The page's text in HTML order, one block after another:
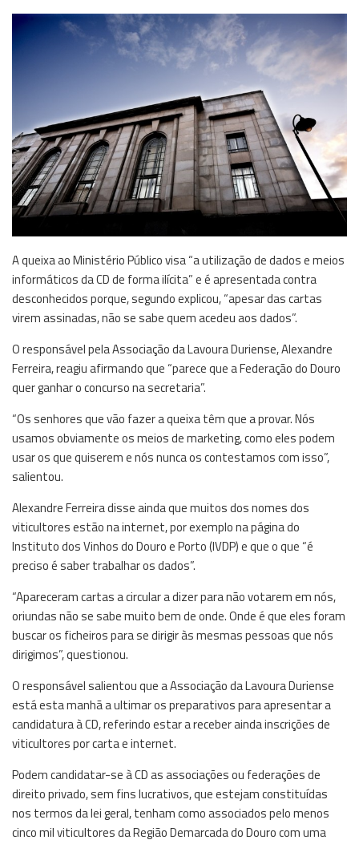
A queixa ao Ministério Público visa “a utilização de dados e meios
informáticos da CD de forma ilícita” e é apresentada contra
desconhecidos porque, segundo explicou, “apesar das cartas
virem assinadas, não se sabe quem acedeu aos dados”.
O responsável pela Associação da Lavoura Duriense, Alexandre
Ferreira, reagiu afirmando que “parece que a Federação do Douro
quer ganhar o concurso na secretaria”.
“Os senhores que vão fazer a queixa têm que a provar. Nós
usamos obviamente os meios de marketing, como eles podem
usar os que quiserem e nós nunca os contestamos com isso”,
salientou.
Alexandre Ferreira disse ainda que muitos dos nomes dos
viticultores estão na internet, por exemplo na página do
Instituto dos Vinhos do Douro e Porto (IVDP) e que o que “é
preciso é saber trabalhar os dados”.
“Apareceram cartas a circular a dizer para não votarem em nós,
oriundas não se sabe muito bem de onde. Onde é que eles foram
buscar os ficheiros para se dirigir às mesmas pessoas que nós
dirigimos”, questionou.
O responsável salientou que a Associação da Lavoura Duriense
está esta manhã a ultimar os preparativos para apresentar a
candidatura à CD, referindo estar a receber ainda inscrições de
viticultores por carta e internet.
Podem candidatar-se à CD as associações ou federações de
direito privado, sem fins lucrativos, que estejam constituídas
nos termos da lei geral, tenham como associados pelo menos
cinco mil viticultores da Região Demarcada do Douro com uma